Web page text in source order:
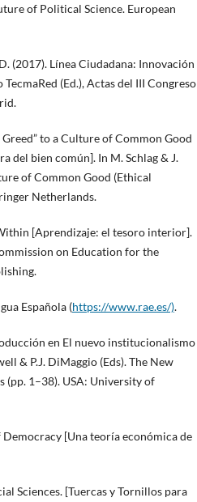
of Political Science. European
(2017). Línea Ciudadana: Innovación
(Ed.), Actas del III Congreso
to a Culture of Common Good
del bien común]. In M. Schlag & J.
of Common Good (Ethical
Netherlands.
[Aprendizaje: el tesoro interior].
on Education for the
Española (https://www.rae.es/).
en El nuevo institucionalismo
& P.J. DiMaggio (Eds). The New
1–38). USA: University of
[Una teoría económica de
Sciences. [Tuercas y Tornillos para